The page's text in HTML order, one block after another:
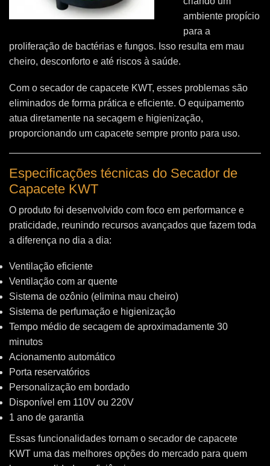
ambiente propício
para a
proliferação de bactérias e fungos. Isso resulta em mau
cheiro, desconforto e até riscos à saúde.
Com o secador de capacete KWT, esses problemas são
eliminados de forma prática e eficiente. O equipamento
atua diretamente na secagem e higienização,
proporcionando um capacete sempre pronto para uso.
Especificações técnicas do Secador de
Capacete KWT
O produto foi desenvolvido com foco em performance e
praticidade, reunindo recursos avançados que fazem toda
a diferença no dia a dia:
Ventilação eficiente
Ventilação com ar quente
Sistema de ozônio (elimina mau cheiro)
Sistema de perfumação e higienização
Tempo médio de secagem de aproximadamente 30
minutos
Acionamento automático
Porta reservatórios
Personalização em bordado
Disponível em 110V ou 220V
1 ano de garantia
Essas funcionalidades tornam o secador de capacete
KWT uma das melhores opções do mercado para quem